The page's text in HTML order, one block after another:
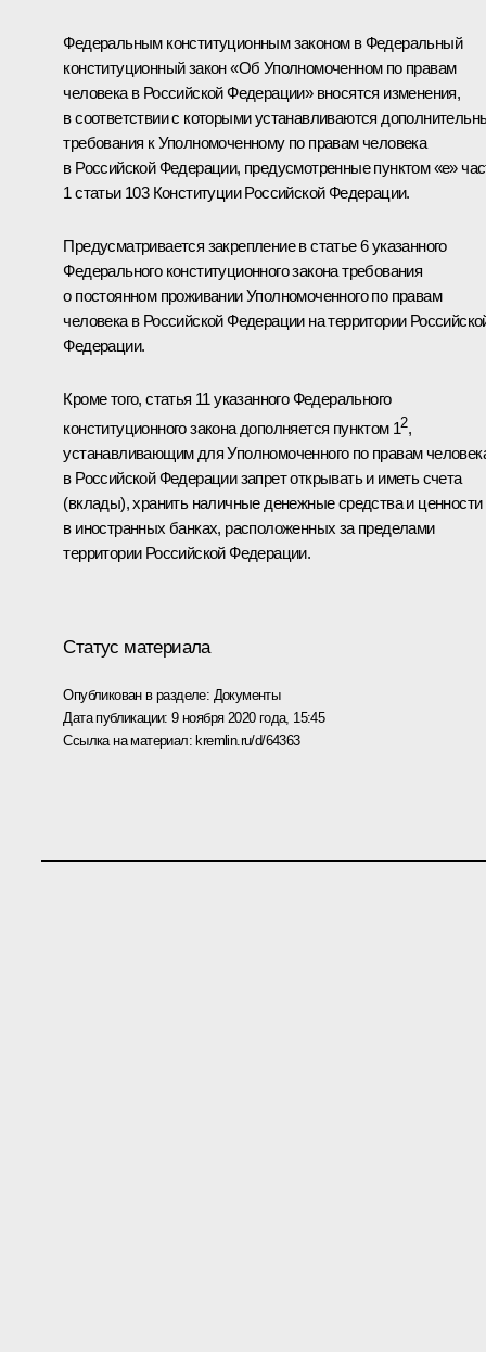
Федеральным конституционным законом в Федеральный
конституционный закон «Об Уполномоченном по правам
человека в Российской Федерации» вносятся изменения,
в соответствии с которыми устанавливаются
требования к Уполномоченному по правам человека
в Российской Федерации, предусмотренные пунктом «е»
1 статьи 103 Конституции Российской Федерации.
Предусматривается закрепление в статье 6 указанного
Федерального конституционного закона требования
о постоянном проживании Уполномоченного по правам
человека в Российской Федерации на территории
Федерации.
Кроме того, статья 11 указанного Федерального
конституционного закона дополняется пунктом 12,
устанавливающим для Уполномоченного по правам
в Российской Федерации запрет открывать и иметь счета
(вклады), хранить наличные денежные средства и ценности
в иностранных банках, расположенных за пределами
территории Российской Федерации.
Статус материала
Опубликован в разделе: Документы
Дата публикации:9 ноября 2020 года, 15:45
Ссылка на материал: kremlin.ru/d/64363